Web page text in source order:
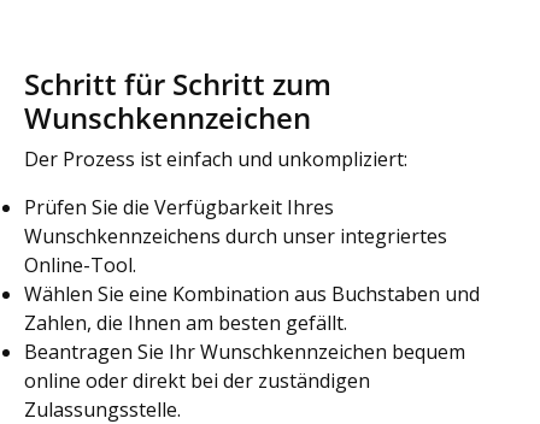
Schritt für Schritt zum
Wunschkennzeichen
Der Prozess ist einfach und unkompliziert:
Prüfen Sie die Verfügbarkeit Ihres
Wunschkennzeichens durch unser integriertes
Online-Tool.
Wählen Sie eine Kombination aus Buchstaben und
Zahlen, die Ihnen am besten gefällt.
Beantragen Sie Ihr Wunschkennzeichen bequem
online oder direkt bei der zuständigen
Zulassungsstelle.